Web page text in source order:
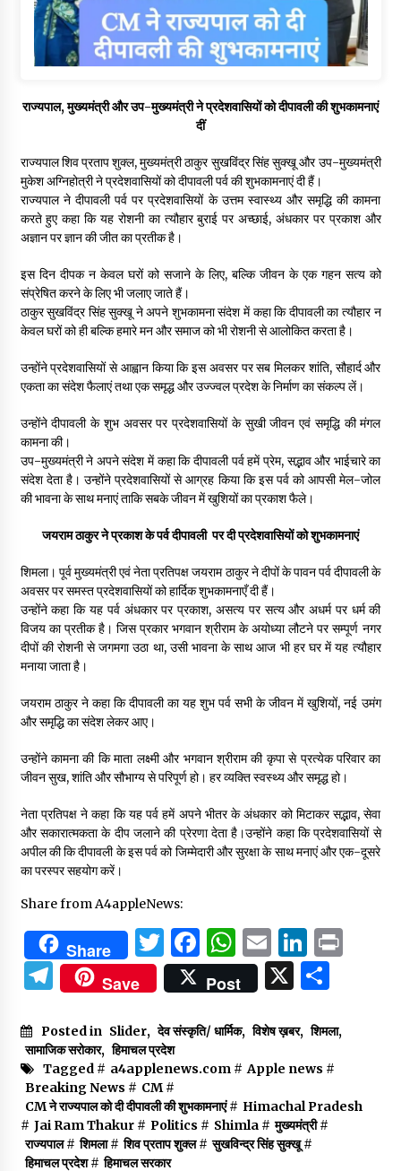
राज्यपाल, मुख्यमंत्री और उप-मुख्यमंत्री ने प्रदेशवासियों को दीपावली की शुभकामनाएं
दीं
राज्यपाल शिव प्रताप शुक्ल, मुख्यमंत्री ठाकुर सुखविंद्र सिंह सुक्खू और उप-मुख्यमंत्री
मुकेश अग्निहोत्री ने प्रदेशवासियों को दीपावली पर्व की शुभकामनाएं दी हैं।
राज्यपाल ने दीपावली पर्व पर प्रदेशवासियों के उत्तम स्वास्थ्य और समृद्धि की कामना
करते हुए कहा कि यह रोशनी का त्यौहार बुराई पर अच्छाई, अंधकार पर प्रकाश और
अज्ञान पर ज्ञान की जीत का प्रतीक है।
इस दिन दीपक न केवल घरों को सजाने के लिए, बल्कि जीवन के एक गहन सत्य को
संप्रेषित करने के लिए भी जलाए जाते हैं।
ठाकुर सुखविंद्र सिंह सुक्खू ने अपने शुभकामना संदेश में कहा कि दीपावली का त्यौहार न
केवल घरों को ही बल्कि हमारे मन और समाज को भी रोशनी से आलोकित करता है।
उन्होंने प्रदेशवासियों से आह्वान किया कि इस अवसर पर सब मिलकर शांति, सौहार्द और
एकता का संदेश फैलाएं तथा एक समृद्ध और उज्ज्वल प्रदेश के निर्माण का संकल्प लें।
उन्होंने दीपावली के शुभ अवसर पर प्रदेशवासियों के सुखी जीवन एवं समृद्धि की मंगल
कामना की।
उप-मुख्यमंत्री ने अपने संदेश में कहा कि दीपावली पर्व हमें प्रेम, सद्भाव और भाईचारे का
संदेश देता है। उन्होंने प्रदेशवासियों से आग्रह किया कि इस पर्व को आपसी मेल-जोल
की भावना के साथ मनाएं ताकि सबके जीवन में खुशियों का प्रकाश फैले।
जयराम ठाकुर ने प्रकाश के पर्व दीपावली पर दी प्रदेशवासियों को शुभकामनाएं
शिमला। पूर्व मुख्यमंत्री एवं नेता प्रतिपक्ष जयराम ठाकुर ने दीपों के पावन पर्व दीपावली के
अवसर पर समस्त प्रदेशवासियों को हार्दिक शुभकामनाएँ दी हैं।
उन्होंने कहा कि यह पर्व अंधकार पर प्रकाश, असत्य पर सत्य और अधर्म पर धर्म की
विजय का प्रतीक है। जिस प्रकार भगवान श्रीराम के अयोध्या लौटने पर सम्पूर्ण नगर
दीपों की रोशनी से जगमगा उठा था, उसी भावना के साथ आज भी हर घर में यह त्यौहार
मनाया जाता है।
जयराम ठाकुर ने कहा कि दीपावली का यह शुभ पर्व सभी के जीवन में खुशियों, नई उमंग
और समृद्धि का संदेश लेकर आए।
उन्होंने कामना की कि माता लक्ष्मी और भगवान श्रीराम की कृपा से प्रत्येक परिवार का
जीवन सुख, शांति और सौभाग्य से परिपूर्ण हो। हर व्यक्ति स्वस्थ्य और समृद्ध हो।
नेता प्रतिपक्ष ने कहा कि यह पर्व हमें अपने भीतर के अंधकार को मिटाकर सद्भाव, सेवा
और सकारात्मकता के दीप जलाने की प्रेरणा देता है।उन्होंने कहा कि प्रदेशवासियों से
अपील की कि दीपावली के इस पर्व को जिम्मेदारी और सुरक्षा के साथ मनाएं और एक-दूसरे
का परस्पर सहयोग करें।
Share from A4appleNews:
Share Twitter
Facebook
WhatsApp
Email
Telegram
Save Post X
Posted in Slider, देव संस्कृति/ धार्मिक, विशेष ख़बर, शिमला,
सामाजिक सरोकार, हिमाचल प्रदेश
Tagged # a4applenews.com# Apple news #
Breaking News # CM#
CM ने राज्यपाल को दी दीपावली की शुभकामनाएं# Himachal Pradesh
# Jai Ram Thakur# Politics # Shimla# मुख्यमंत्री#
राज्यपाल# शिमला# शिव प्रताप शुक्ल# सुखविन्द्र सिंह सुक्खू#
हिमाचल प्रदेश# हिमाचल सरकार